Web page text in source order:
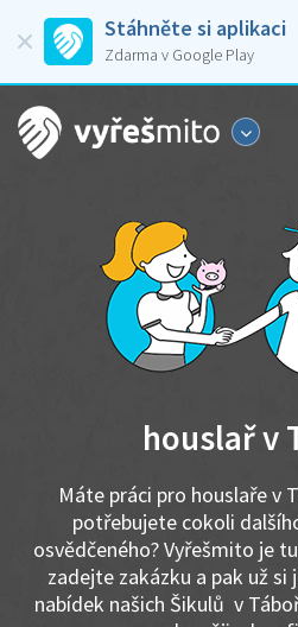
Stáhněte si aplikaci
Zdarma v Google Play
houslař v
Máte práci pro houslaře v
potřebujete cokoli
osvědčeného? Vyřešmito je
zadejte zakázku a pak už si
nabídek našich Šikulů v